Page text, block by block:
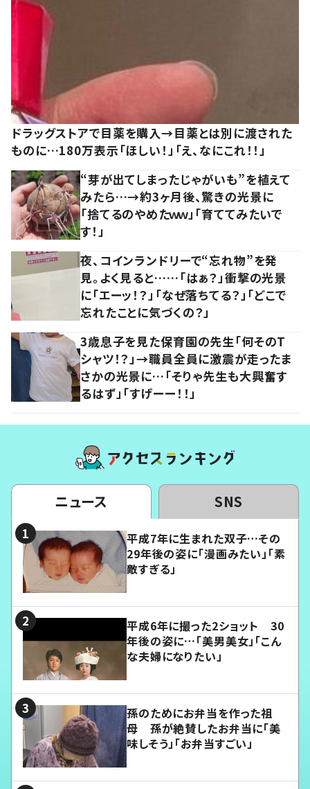
ドラッグストアで目薬を購入→目薬とは別に渡された
ものに…180万表示「ほしい！」「え、なにこれ！！」
“芽が出てしまったじゃがいも”を植えて
みたら…→約3ヶ月後、驚きの光景に
「捨てるのやめたｗｗ」「育ててみたいで
す！」
夜、コインランドリーで“忘れ物”を発
見。よく見ると……「はぁ？」衝撃の光景
に「エーッ！？」「なぜ落ちてる？」「どこで
忘れたことに気づくの？」
3歳息子を見た保育園の先生「何そのT
シャツ！？」→職員全員に激震が走ったま
さかの光景に…「そりゃ先生も大興奮す
るはず」「すげーー！！」
ニュース SNS
平成7年に生まれた双子…その
29年後の姿に「漫画みたい」「素
敵すぎる」
平成6年に撮った2ショット 30
年後の姿に…「美男美女」「こん
な夫婦になりたい」
孫のためにお弁当を作った祖
母 孫が絶賛したお弁当に「美
味しそう」「お弁当すごい」